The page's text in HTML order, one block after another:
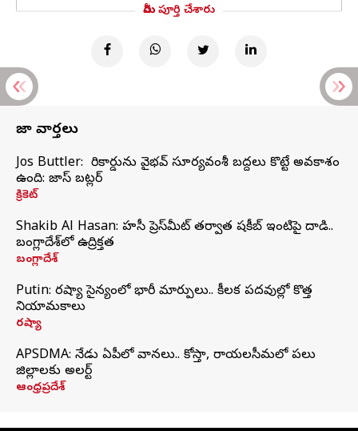
మీరు పూర్తి చేశారు
తాజా వార్తలు
Jos Buttler: నా రికార్డును వైభవ్ సూర్యవంశీ బద్దలు కొట్టే అవకాశం
ఉంది: జాస్ బట్లర్
క్రికెట్
Shakib Al Hasan: హసీనా ప్రెస్‌మీట్‌ తర్వాత షకీబ్‌ ఇంటిపై దాడి..
బంగ్లాదేశ్‌లో ఉద్రిక్తత
బంగ్లాదేశ్
Putin: రష్యా సైన్యంలో భారీ మార్పులు.. కీలక పదవుల్లో కొత్త
నియామకాలు
రష్యా
APSDMA: నేడు ఏపీలో వానలు.. కోస్తా, రాయలసీమలో పలు
జిల్లాలకు అలర్ట్
ఆంధ్రప్రదేశ్